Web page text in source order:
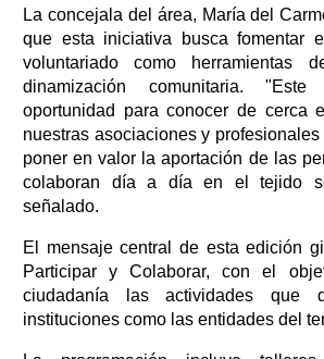
La concejala del área, María del
que esta iniciativa busca fomentar
voluntariado como herramientas
dinamización comunitaria.
oportunidad para conocer de cerca
nuestras asociaciones y
poner en valor la aportación de las
colaboran día a día en el tejido
señalado.
El mensaje central de esta edición
Participar y Colaborar, con el
ciudadanía las actividades que
instituciones como las entidades del